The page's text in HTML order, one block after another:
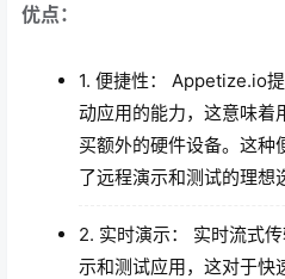
优点：
1. 便捷性： Appetize.io
动应用的能力，这意味着
买额外的硬件设备。这
了远程演示和测试的理想
2. 实时演示： 实时流式
示和测试应用，这对于快